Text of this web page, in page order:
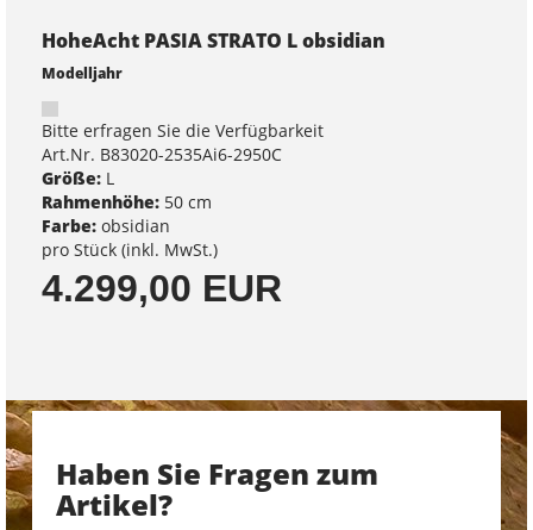
HoheAcht PASIA STRATO L obsidian
Modelljahr
Bitte erfragen Sie die Verfügbarkeit
Art.Nr. B83020-2535Ai6-2950C
Größe: L
Rahmenhöhe: 50 cm
Farbe: obsidian
pro Stück (inkl. MwSt.)
4.299,00 EUR
Haben Sie Fragen zum
Artikel?